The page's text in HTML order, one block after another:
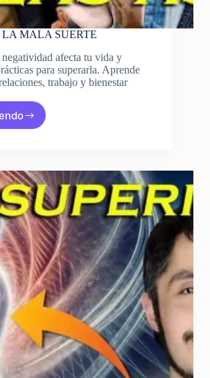
MALA SUERTE
afecta tu vida y
para superarla. Aprende
trabajo y bienestar